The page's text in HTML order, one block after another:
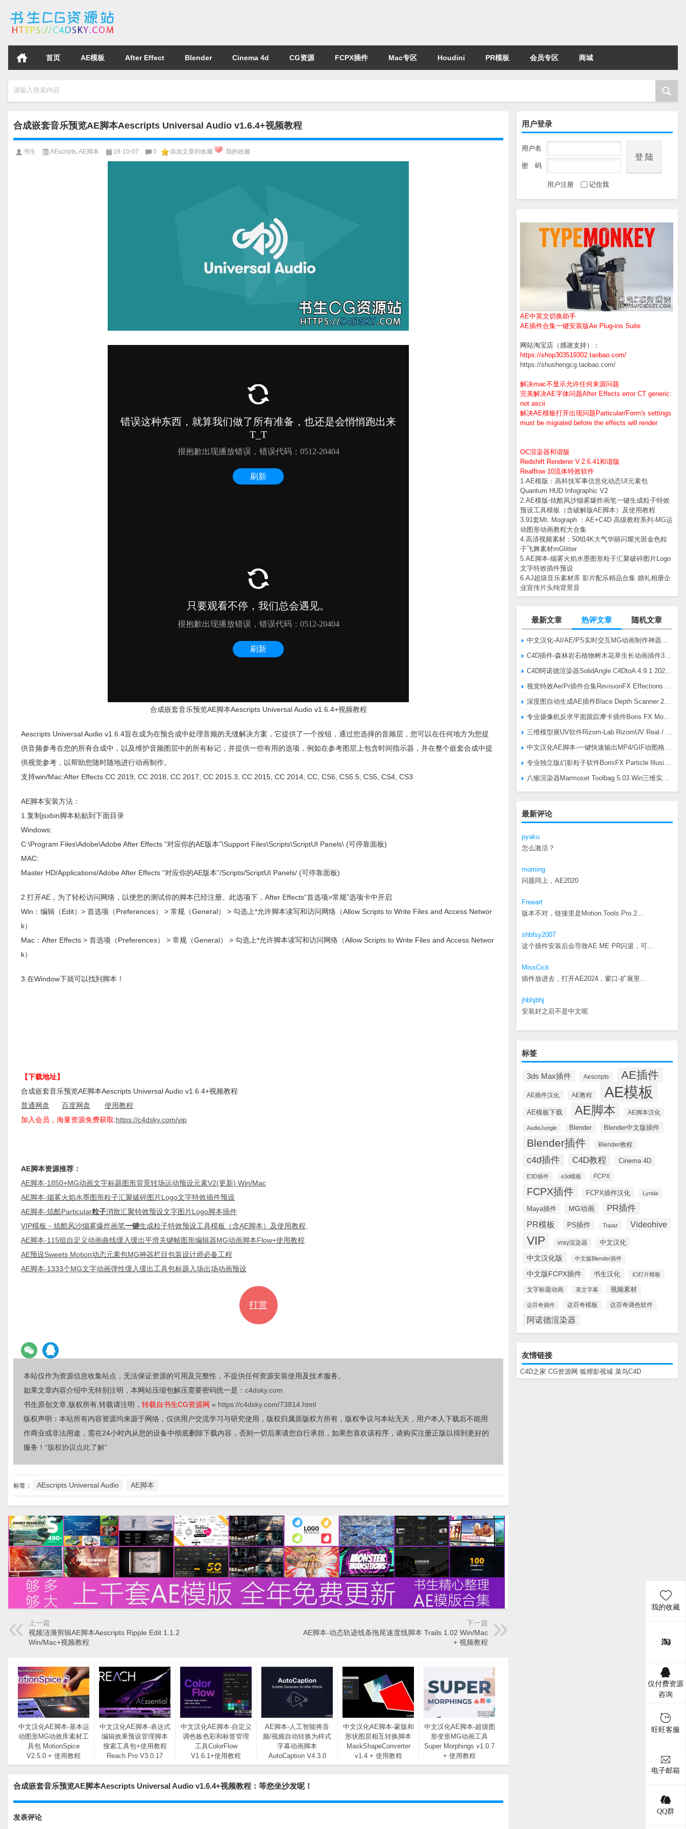
首页 AE模板 After Effect Blender Cinema 4d CG资源 FCPX插件 Mac专区 Houdini PR模板 会员专区 商城
请输入搜索内容
用户登录
用户名
密 码
用户注册 记住我
AE中英文切换助手
AE插件合集一键安装版Ae Plug-ins Suite
网站淘宝店（感谢支持）：
https://shop303519302.taobao.com/
https://shushengcg.taobao.com/
解决mac不显示允许任何来源问题
完美解决AE字体问题After Effects error CT generic:
not ascii
解决AE模板打开出现问题Particular/Form's settings
must be migrated before the effects will render
OC渲染器和谐版
Redshift Renderer V.2.6.41和谐版
Realflow 10流体特效软件
1.AE模版：高科技军事信息化动态UI元素包
Quantum HUD Infographic V2
2.AE模版-炫酷风沙烟雾爆炸画笔一键生成粒子特效
预设工具模板（含破解版AE脚本）及使用教程
3.91套Mt. Mograph ：AE+C4D 高级教程系列-MG运
动图形动画教程大合集
4.高清视频素材：50组4K大气华丽闪耀光斑金色粒
子飞舞素材mGlitter
5.AE脚本-烟雾火焰水墨图形粒子汇聚破碎图片Logo
文字特效插件预设
6.AJ超级音乐素材库 影片配乐精品合集 婚礼相册企
业宣传片头纯背景音
最新文章 热评文章 随机文章
最新评论
pyaku
怎么激活？
moming
问题同上，AE2020
Freeart
版本不对，链接里是Motion.Tools.Pro.2...
shbfsy2007
这个插件安装后会导致AE ME PR闪退，可...
MissCick
插件放进去，打开AE2024，窗口-扩展里...
jhbhjbhj
安装好之后不是中文呢
标签
3ds Max插件 Aescripts AE插件
AE插件汉化 AE教程 AE模板
AE模板下载 AE脚本 AE脚本汉化
AudioJungle Blender Blender中文版插件
Blender插件 Blender教程
c4d插件 C4D教程 Cinema 4D
E3D插件 e3d模板 FCPX
FCPX插件 FCPX插件汉化 Lynda
Maya插件 MG动画 PR插件
PR模板 PS插件 Topaz Videohive
VIP vray渲染器 中文汉化
中文汉化版 中文版Blender插件
中文版FCPX插件 书生汉化 幻灯片模板
文字标题动画 英文字幕 视频素材
达芬奇插件 达芬奇模板 达芬奇调色软件
阿诺德渲染器
友情链接
C4D之家 CG资源网 狐狸影视城 菜鸟C4D
合成嵌套音乐预览AE脚本Aescripts Universal Audio v1.6.4+视频教程
书生 AEscripts,AE脚本 19-10-07 0 添加文章到收藏 我的收藏
合成嵌套音乐预览AE脚本Aescripts Universal Audio v1.6.4+视频教程
Aescripts Universal Audio v1.6.4旨在成为在预合成中处理音频的无缝解决方案，它提供了一个按钮，通过您选择的音频层，您可以在任何地方为您提
供音频参考在您的所有合成中，以及维护音频图层中的所有标记，并提供一些有用的选项，例如在参考图层上包含时间指示器，并在整个嵌套合成中提
供视觉参考，以帮助您随时随地进行动画制作。
支持win/Mac:After Effects CC 2019, CC 2018, CC 2017, CC 2015.3, CC 2015, CC 2014, CC, CS6, CS5.5, CS5, CS4, CS3
AE脚本安装方法：
1.复制jsxbin脚本粘贴到下面目录
Windows:
C:\Program Files\Adobe\Adobe After Effects “对应你的AE版本”\Support Files\Scripts\ScriptUI Panels\ (可停靠面板)
MAC:
Master HD/Applications/Adobe After Effects “对应你的AE版本”/Scripts/ScriptUI Panels/ (可停靠面板)
2.打开AE，为了轻松访问网络，以便您的测试你的脚本已经注册。此选项下，After Effects“首选项>常规”选项卡中开启
Win：编辑（Edit）> 首选项（Preferences） > 常规（General） > 勾选上*允许脚本读写和访问网络（Allow Scripts to Write Files and Access Networ
k）
Mac：After Effects > 首选项（Preferences） > 常规（General） > 勾选上*允许脚本读写和访问网络（Allow Scripts to Write Files and Access Networ
k）
3.在Window下就可以找到脚本！
【下载地址】
合成嵌套音乐预览AE脚本Aescripts Universal Audio v1.6.4+视频教程
普通网盘
百度网盘
使用教程
加入会员，海量资源免费获取:https://c4dsky.com/vip
AE脚本资源推荐：
AE脚本-1850+MG动画文字标题图形背景转场运动预设元素V2(更新) Win/Mac
AE脚本-烟雾火焰水墨图形粒子汇聚破碎图片Logo文字特效插件预设
AE脚本-炫酷Particular粒子消散汇聚特效预设文字图片Logo脚本插件
VIP模板－炫酷风沙烟雾爆炸画笔一键生成粒子特效预设工具模板（含AE脚本）及使用教程
AE脚本-115组自定义动画曲线缓入缓出平滑关键帧图形编辑器MG动画脚本Flow+使用教程
AE预设Sweets Motion动态元素包MG神器栏目包装设计师必备工程
AE脚本-1333个MG文字动画弹性缓入缓出工具包标题入场出场动画预设
打赏
本站仅作为资源信息收集站点，无法保证资源的可用及完整性，不提供任何资源安装使用及技术服务。
如果文章内容介绍中无特别注明，本网站压缩包解压需要密码统一是： c4dsky.com
书生原创文章,版权所有,转载请注明， 转载自书生CG资源网 » https://c4dsky.com/73814.html
版权声明：本站所有内容资源均来源于网络，仅供用户交流学习与研究使用，版权归属原版权方所有，版权争议与本站无关，用户本人下载后不能用
作商业或非法用途，需在24小时内从您的设备中彻底删除下载内容，否则一切后果请您自行承担，如果您喜欢该程序，请购买注册正版以得到更好的
服务！ “版权协议点此了解”
标签： AEscripts Universal Audio AE脚本
上一篇
视频涟漪剪辑AE脚本Aescripts Ripple Edit 1.1.2
Win/Mac+视频教程
下一篇
AE脚本-动态轨迹线条拖尾速度线脚本 Trails 1.02 Win/Mac
+ 视频教程
中文汉化AE脚本-基本运
动图形MG动效库素材工
具包 MotionSpice
V2.5.0 + 使用教程
中文汉化AE脚本-表达式
编辑效果预设管理脚本
搜索工具包+使用教程
Reach Pro V3.0.17
中文汉化AE脚本-自定义
调色板色彩和标签管理
工具ColorFlow
V1.6.1+使用教程
AE脚本-人工智能将音
频/视频自动转换为样式
字幕动画脚本
AutoCaption V4.3.0
中文汉化AE脚本-蒙版和
形状图层相互转换脚本
MaskShapeConverter
v1.4 + 使用教程
中文汉化AE脚本-超级图
形变形MG动画工具
Super Morphings v1.0.7
+ 使用教程
合成嵌套音乐预览AE脚本Aescripts Universal Audio v1.6.4+视频教程：等您坐沙发呢！
发表评论
我的收藏
仅付费资源
咨询
旺旺客服
电子邮箱
QQ群